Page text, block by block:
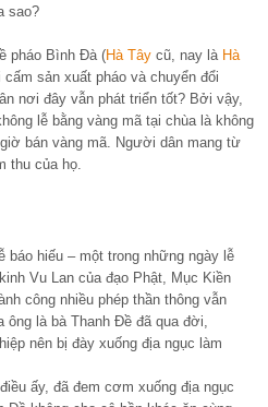
sao?
pháo Bình Đà (Hà Tây cũ, nay là Hà
sản xuất pháo và chuyển đổi
nơi đây vẫn phát triển tốt? Bởi vậy,
lễ bằng vàng mã tại chùa là không
bán vàng mã. Người dân mang từ
thu của họ.
báo hiếu – một trong những ngày lễ
Vu Lan của đạo Phật, Mục Kiền
công nhiều phép thần thông vẫn
ông là bà Thanh Đề đã qua đời,
nên bị đày xuống địa ngục làm
ấy, đã đem cơm xuống địa ngục